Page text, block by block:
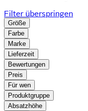
Filter überspringen
Größe
Farbe
Marke
Lieferzeit
Bewertungen
Preis
Für wen
Produktgruppe
Absatzhöhe